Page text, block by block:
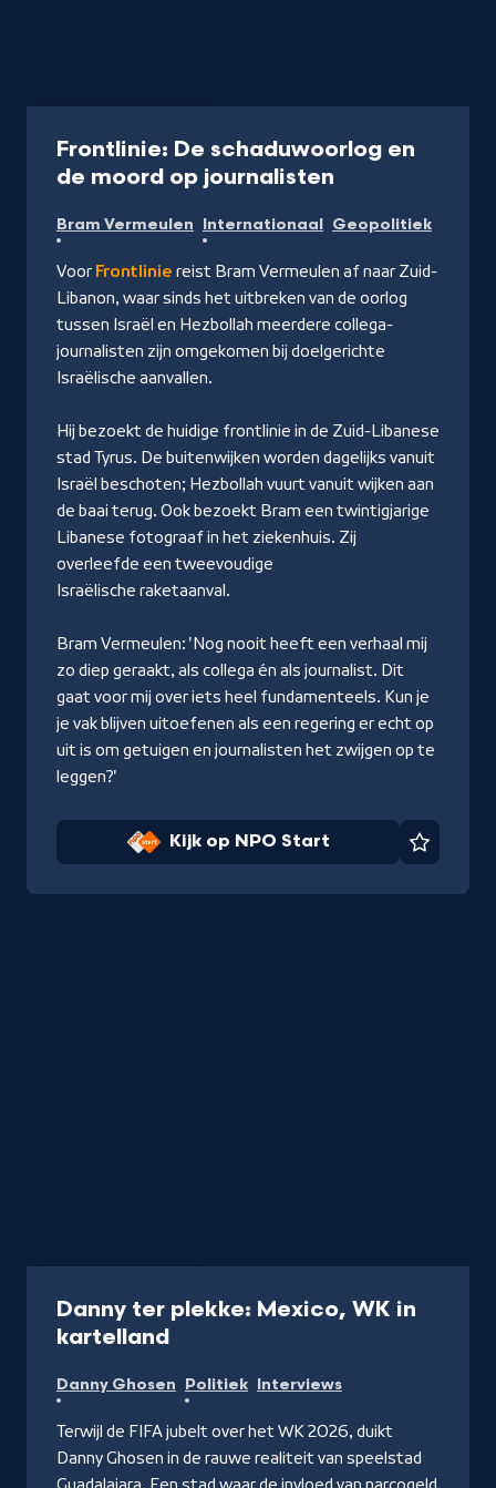
Frontlinie: De schaduwoorlog en
de moord op journalisten
op
NPO
Start
Bram Vermeulen Internationaal Geopolitiek
Voor Frontlinie reist Bram Vermeulen af naar Zuid-
Libanon, waar sinds het uitbreken van de oorlog
tussen Israël en Hezbollah meerdere collega-
journalisten zijn omgekomen bij doelgerichte
Israëlische aanvallen.
Hij bezoekt de huidige frontlinie in de Zuid-Libanese
stad Tyrus. De buitenwijken worden dagelijks vanuit
Israël beschoten; Hezbollah vuurt vanuit wijken aan
de baai terug. Ook bezoekt Bram een twintigjarige
Libanese fotograaf in het ziekenhuis. Zij
overleefde een tweevoudige
Israëlische raketaanval.
Bram Vermeulen: 'Nog nooit heeft een verhaal mij
zo diep geraakt, als collega én als journalist. Dit
gaat voor mij over iets heel fundamenteels. Kun je
je vak blijven uitoefenen als een regering er echt op
uit is om getuigen en journalisten het zwijgen op te
leggen?'
Kijk op NPO Start
Danny ter plekke: Mexico, WK in
kartelland-
op
NPO
Start
Danny Ghosen Politiek Interviews
Terwijl de FIFA jubelt over het WK 2026, duikt
Danny Ghosen in de rauwe realiteit van speelstad